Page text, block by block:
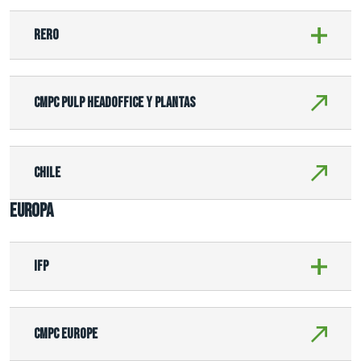
Rero
CMPC Pulp HeadOffice y Plantas
Chile
EUROPA
IFP
CMPC Europe